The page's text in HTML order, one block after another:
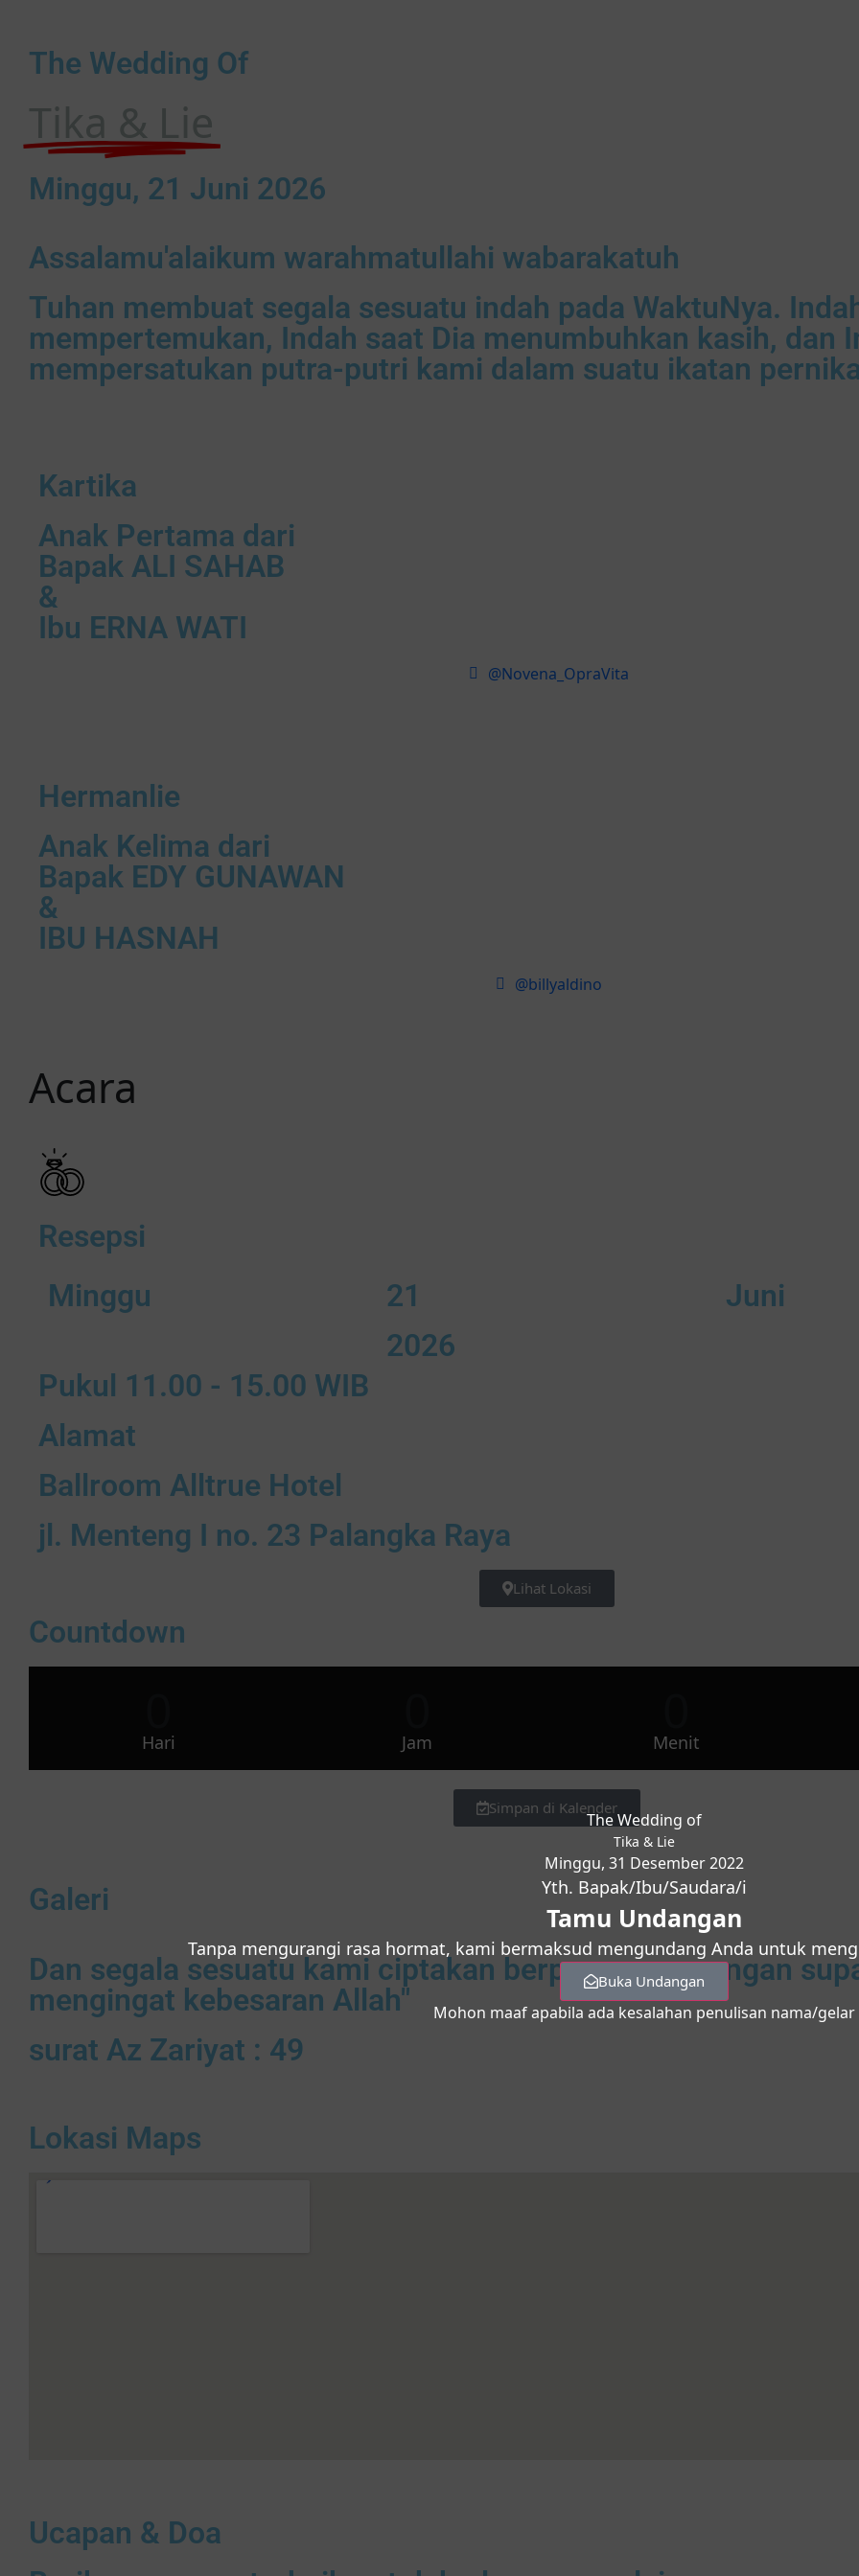
The Wedding Of
Tika & Lie
Minggu, 21 Juni 2026
Assalamu'alaikum warahmatullahi wabarakatuh
Tuhan membuat segala sesuatu indah pada WaktuNya.
mempertemukan, Indah saat Dia menumbuhkan kasih, dan
mempersatukan putra-putri kami dalam suatu ikatan
Kartika
Anak Pertama dari
Bapak ALI SAHAB
&
Ibu ERNA WATI
@Novena_OpraVita
Hermanlie
Anak Kelima dari
Bapak EDY GUNAWAN
&
IBU HASNAH
@billyaldino
Acara
Resepsi
Minggu
21
2026
Juni
Pukul 11.00 - 15.00 WIB
Alamat
Ballroom Alltrue Hotel
jl. Menteng I no. 23 Palangka Raya
Lihat Lokasi
Countdown
Hari Jam Menit
Simpan di Kalender
Galeri
Dan segala sesuatu kami ciptakan berpasang-pasangan
mengingat kebesaran Allah"
surat Az Zariyat : 49
Lokasi Maps
Ucapan & Doa
The Wedding of
Tika & Lie
Minggu, 31 Desember 2022
Yth. Bapak/Ibu/Saudara/i
Tamu Undangan
Tanpa mengurangi rasa hormat, kami bermaksud mengundang Anda untuk
Buka Undangan
Mohon maaf apabila ada kesalahan penulisan nama/gelar